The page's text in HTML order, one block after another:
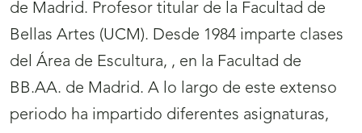
de Madrid. Profesor titular de la Facultad de
Bellas Artes (UCM). Desde 1984 imparte clases
del Área de Escultura, , en la Facultad de
BB.AA. de Madrid. A lo largo de este extenso
periodo ha impartido diferentes asignaturas,